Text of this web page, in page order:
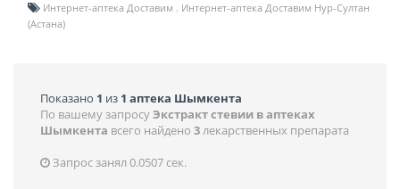
Интернет-аптека Доставим
Интернет-аптека Доставим Нур-Султан
(Астана)
Показано 1 из 1 аптека Шымкента
По вашему запросуЭкстракт стевии в аптеках
Шымкента всего найдено 3лекарственных препарата
Запрос занял 0.0507 сек.